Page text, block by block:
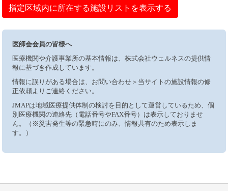
指定区域内に所在する施設リストを表示する
医師会会員の皆様へ
医療機関や介護事業所の基本情報は、株式会社ウェルネスの提供情
報に基づき作成しています。
情報に誤りがある場合は、お問い合わせ＞当サイトの施設情報の修
正依頼よりご連絡ください。
JMAPは地域医療提供体制の検討を目的として運営しているため、個
別医療機関の連絡先（電話番号やFAX番号）は表示しておりませ
ん。（※災害発生等の緊急時にのみ、情報共有のため表示しま
す。）